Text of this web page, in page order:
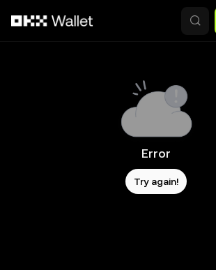
Error
Try again!